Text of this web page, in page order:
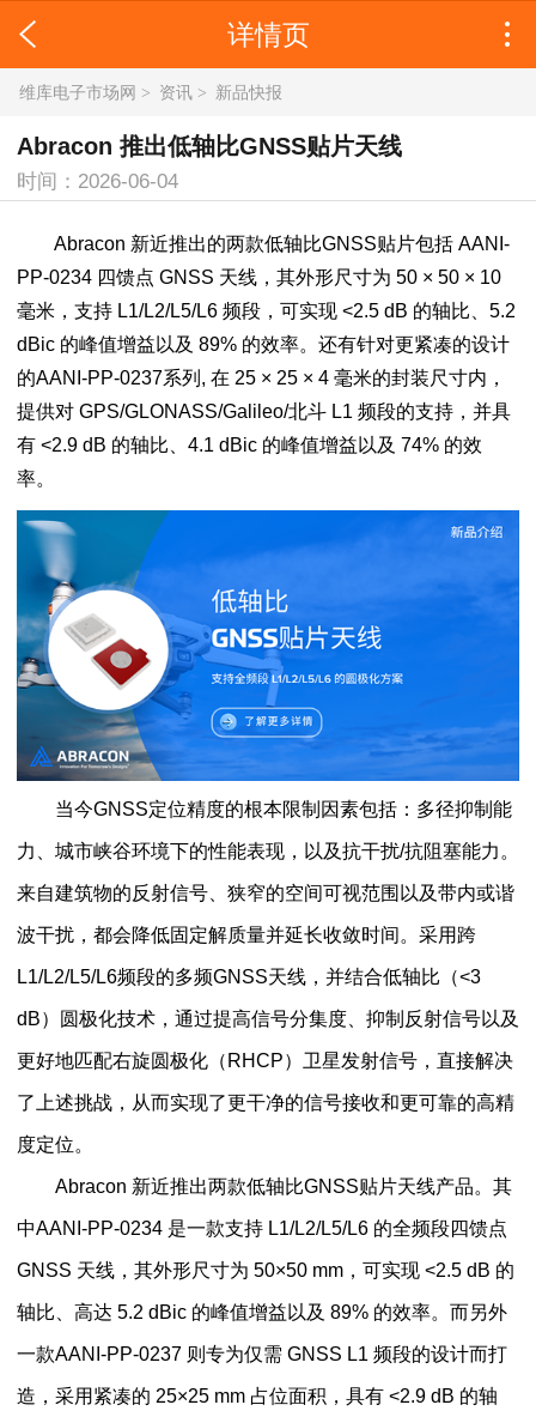
详情页
维库电子市场网 > 资讯 > 新品快报
Abracon 推出低轴比GNSS贴片天线
时间：2026-06-04
Abracon 新近推出的两款低轴比GNSS贴片包括 AANI-
PP-0234 四馈点 GNSS 天线，其外形尺寸为 50 × 50 × 10
毫米，支持 L1/L2/L5/L6 频段，可实现 <2.5 dB 的轴比、5.2
dBic 的峰值增益以及 89% 的效率。还有针对更紧凑的设计
的AANI-PP-0237系列, 在 25 × 25 × 4 毫米的封装尺寸内，
提供对 GPS/GLONASS/Galileo/北斗 L1 频段的支持，并具
有 <2.9 dB 的轴比、4.1 dBic 的峰值增益以及 74% 的效
率。
当今GNSS定位精度的根本限制因素包括：多径抑制能
力、城市峡谷环境下的性能表现，以及抗干扰/抗阻塞能力。
来自建筑物的反射信号、狭窄的空间可视范围以及带内或谐
波干扰，都会降低固定解质量并延长收敛时间。采用跨
L1/L2/L5/L6频段的多频GNSS天线，并结合低轴比（<3
dB）圆极化技术，通过提高信号分集度、抑制反射信号以及
更好地匹配右旋圆极化（RHCP）卫星发射信号，直接解决
了上述挑战，从而实现了更干净的信号接收和更可靠的高精
度定位。
Abracon 新近推出两款低轴比GNSS贴片天线产品。其
中AANI-PP-0234 是一款支持 L1/L2/L5/L6 的全频段四馈点
GNSS 天线，其外形尺寸为 50×50 mm，可实现 <2.5 dB 的
轴比、高达 5.2 dBic 的峰值增益以及 89% 的效率。而另外
一款AANI-PP-0237 则专为仅需 GNSS L1 频段的设计而打
造，采用紧凑的 25×25 mm 占位面积，具有 <2.9 dB 的轴